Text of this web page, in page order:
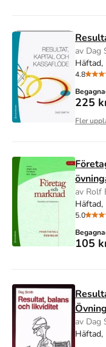
av Dag
Häftad,
4.8
225
Fler
av Rolf
Häftad,
5.0
105
av Dag
Häftad,